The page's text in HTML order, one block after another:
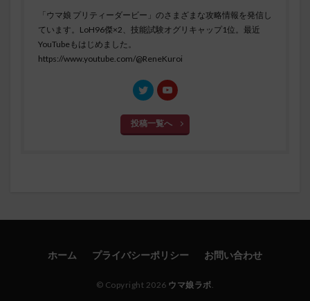
「ウマ娘 プリティーダービー」のさまざまな攻略情報を発信し
ています。LoH96傑×2、技能試験オグリキャップ1位。最近
YouTubeもはじめました。
https://www.youtube.com/@ReneKuroi
投稿一覧へ
ホーム プライバシーポリシー お問い合わせ
© Copyright 2026 ウマ娘ラボ